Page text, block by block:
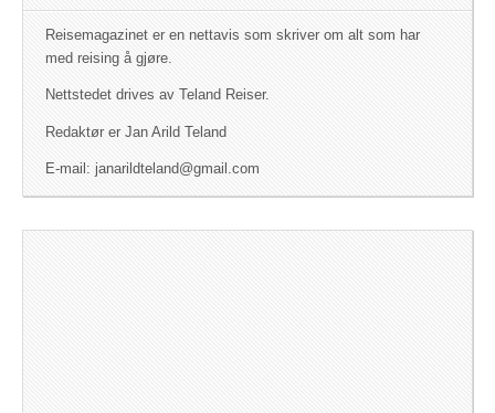
Reisemagazinet er en nettavis som skriver om alt som har
med reising å gjøre.
Nettstedet drives av Teland Reiser.
Redaktør er Jan Arild Teland
E-mail: janarildteland@gmail.com